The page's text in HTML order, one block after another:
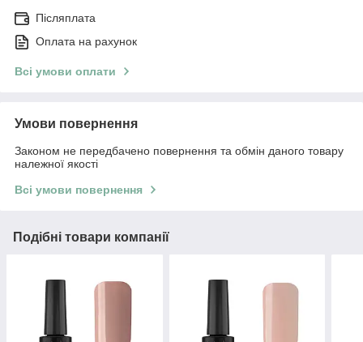
Післяплата
Оплата на рахунок
Всі умови оплати
Умови повернення
Законом не передбачено повернення та обмін даного товару
належної якості
Всі умови повернення
Подібні товари компанії